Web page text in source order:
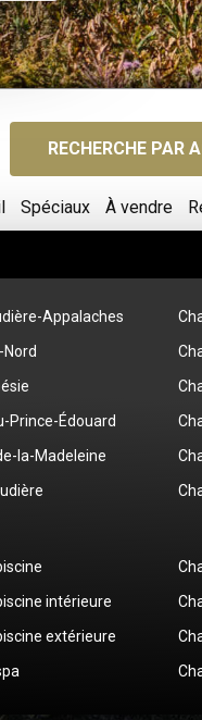
RECHERCHE PAR
Spéciaux À vendre
Appalaches
Nord
Prince-Édouard
la-Madeleine
intérieure
extérieure